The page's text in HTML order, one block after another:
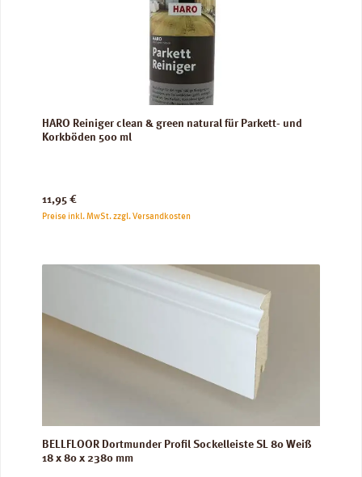
HARO Reiniger clean & green natural für Parkett- und
Korkböden 500 ml
Regulärer Preis:
11,95 €
Preise inkl. MwSt. zzgl. Versandkosten
BELLFLOOR Dortmunder Profil Sockelleiste SL 80 Weiß
18 x 80 x 2380 mm